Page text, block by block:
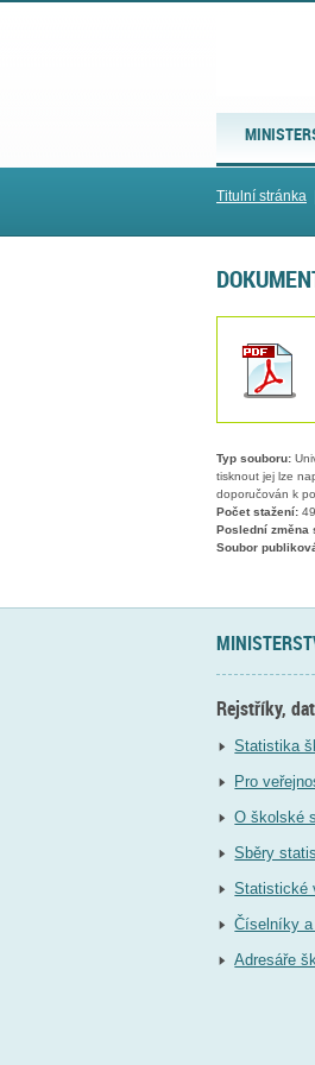
Titulní stránka
Typ souboru:
tisknout jej lze
doporučován k
Počet stažení:
Poslední změna
Soubor
Rejstříky,
Statistika
Pro
O školské
Sběry
Statistické
Číselníky
Adresáře